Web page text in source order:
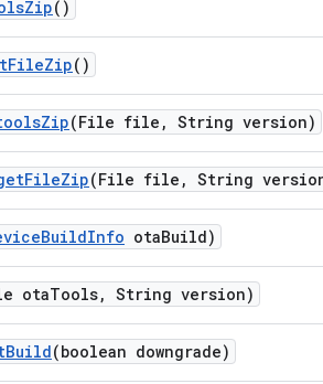
Zip()
FileZip()
Zip(File file , String version)
FileZip(File file , String
BuildInfo otaBuild)
otaTools, String version)
Build(boolean downgrade)